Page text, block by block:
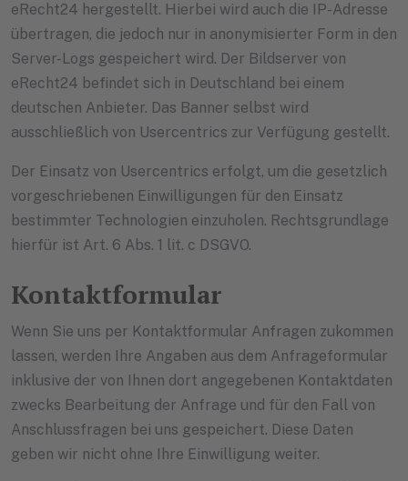
eRecht24 hergestellt. Hierbei wird auch die IP-Adresse
übertragen, die jedoch nur in anonymisierter Form in den
Server-Logs gespeichert wird. Der Bildserver von
eRecht24 befindet sich in Deutschland bei einem
deutschen Anbieter. Das Banner selbst wird
ausschließlich von Usercentrics zur Verfügung gestellt.
Der Einsatz von Usercentrics erfolgt, um die gesetzlich
vorgeschriebenen Einwilligungen für den Einsatz
bestimmter Technologien einzuholen. Rechtsgrundlage
hierfür ist Art. 6 Abs. 1 lit. c DSGVO.
Kontaktformular
Wenn Sie uns per Kontaktformular Anfragen zukommen
lassen, werden Ihre Angaben aus dem Anfrageformular
inklusive der von Ihnen dort angegebenen Kontaktdaten
zwecks Bearbeitung der Anfrage und für den Fall von
Anschlussfragen bei uns gespeichert. Diese Daten
geben wir nicht ohne Ihre Einwilligung weiter.